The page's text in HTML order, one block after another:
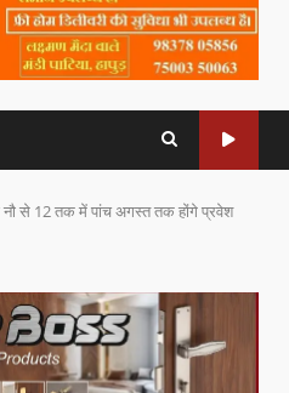
नौ से 12 तक में पांच अगस्त तक होंगे प्रवेश